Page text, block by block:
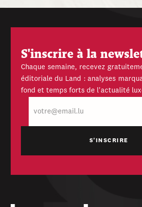
S'inscrire à la
Chaque semaine, recevez
éditoriale du Land : analyses
fond et temps forts de l'actualité
mail